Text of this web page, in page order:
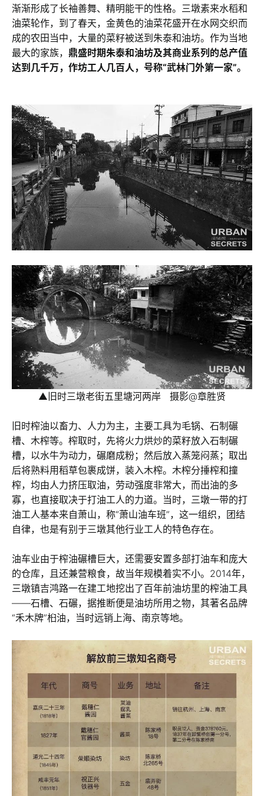
渐渐形成了长袖善舞、精明能干的性格。三墩素来水稻和
油菜轮作，到了春天，金黄色的油菜花盛开在水网交织而
成的农田当中，大量的菜籽被送到朱泰和油坊。作为当地
最大的家族， 鼎盛时期朱泰和油坊及其商业系列的总产值
达到几千万，作坊工人几百人，号称“武林门外第一家”。
▲旧时三墩老街五里塘河两岸 摄影@章胜贤
旧时榨油以畜力、人力为主，主要工具为毛锅、石制碾
槽、木榨等。榨取时，先将火力烘炒的菜籽放入石制碾
槽，以水牛为动力，碾磨成粉；然后放入蒸笼闷蒸；取出
后将熟料用稻草包裹成饼，装入木榨。木榨分捶榨和撞
榨，均由人力挤压取油，劳动强度非常大，而出油的多
寡，也直接取决于打油工人的力道。当时，三墩一带的打
油工人基本来自萧山，称“萧山油车班”，这一组织，团结
自律，也是有别于三墩其他行业工人的特色存在。
油车业由于榨油碾槽巨大，还需要安置多部打油车和庞大
的仓库，且还兼营粮食，故当年规模着实不小。2014年，
三墩镇吉鸿路一在建工地挖出了百年前油坊里的榨油工具
——石槽、石碾，据推断便是油坊所用之物，其著名品牌
“禾木牌”桕油，当时远销上海、南京等地。